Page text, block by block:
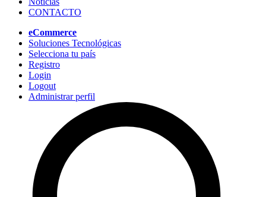
CONTACTO
eCommerce
Soluciones Tecnológicas
Selecciona tu país
Registro
Login
Logout
Administrar perfil